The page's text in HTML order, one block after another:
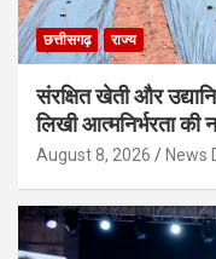
छत्तीसगढ़ राज्य
संरक्षित खेती और
लिखी आत्मनिर्भरता की
August 8, 2026 News